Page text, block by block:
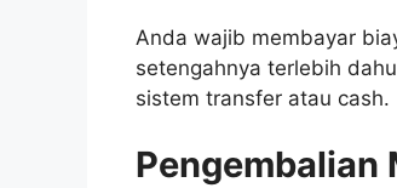
Anda wajib membayar
setengahnya terlebih
sistem transfer atau cash.
Pengembalian